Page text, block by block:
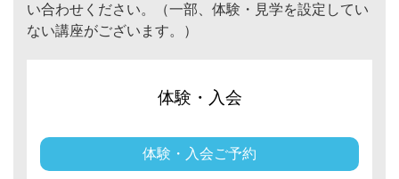
い合わせください。（一部、体験・見学を設定してい
ない講座がございます。）
体験・入会
体験・入会ご予約